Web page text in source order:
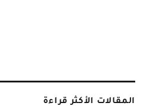
المقالات الأكثر قراءة